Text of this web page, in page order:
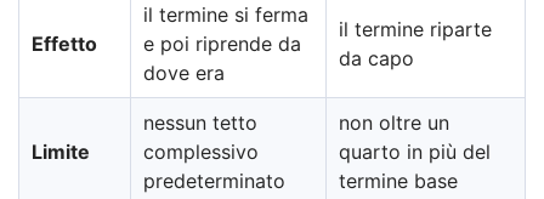
Effetto
il termine si ferma
e poi riprende da
dove era
il termine riparte
da capo
Limite
nessun tetto
complessivo
predeterminato
non oltre un
quarto in più del
termine base